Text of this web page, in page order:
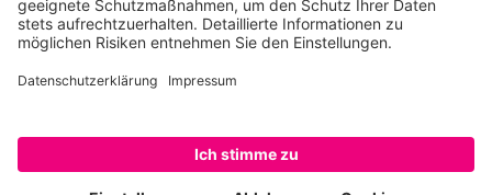
Steuernummer 27/641/09321